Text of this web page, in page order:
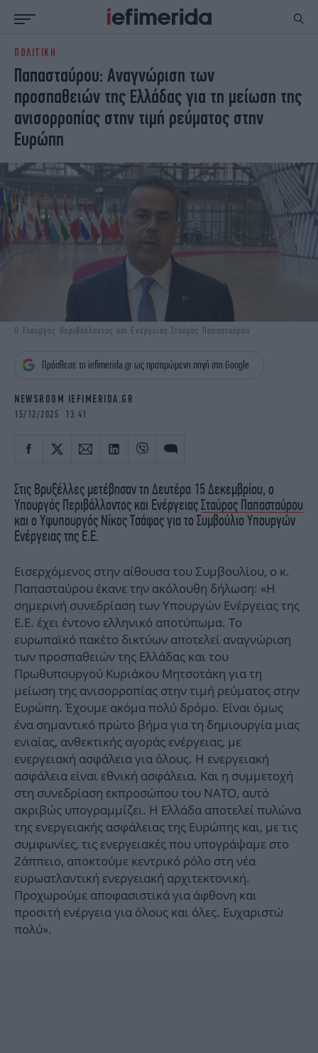
ΕΙΔΗΣΕΙΣ
NON PAPER
ΕΛΛΑΔΑ
ΟΙΚΟΝΟΜΙΑ
ΚΟΣΜΟΣ
ΠΟΛΙΤΙΣΜΟΣ
ΠΑΝΕΛΛΗΝΙΕΣ
ΖΩΗ
ΓΥΝΑΙΚΑ
ENGLISH EDITION
STORIES
ΕΚΛΟΓΕΣ
ΤΕΧΝΟΛΟΓΙΑ
ΥΓΕΙΑ
DESIGN
ΟΛΥΜΠΙΑΚΟΙ ΑΓΩΝΕΣ
GREEN
iAUTOKINITO
iGASTRONOMIE
iBOOKS
ΖΩΔΙΑ
MEDIA
ELAMEFORA
NEWSLETTER
ΠΟΛΙΤΙΚΗ
Παπασταύρου: Αναγνώριση των
προσπαθειών της Ελλάδας για τη μείωση της
ανισορροπίας στην τιμή ρεύματος στην
Ευρώπη
Ο Υπουργός Περιβάλλοντος και Ενέργειας Σταύρος Παπασταύρου
Πρόσθεσε το iefimerida.gr ως προτιμώμενη πηγή στη Google
NEWSROOM IEFIMERIDA.GR
15/12/2025 13:41
Στις Βρυξέλλες μετέβησαν τη Δευτέρα 15 Δεκεμβρίου, ο
Υπουργός Περιβάλλοντος και ΕνέργειαςΣταύρος Παπασταύρου
και ο Υφυπουργός Νίκος Τσάφος για το Συμβούλιο Υπουργών
Ενέργειας της Ε.Ε.
Εισερχόμενος στην αίθουσα του Συμβουλίου, ο κ.
Παπασταύρου έκανε την ακόλουθη δήλωση: «Η
σημερινή συνεδρίαση των Υπουργών Ενέργειας της
Ε.Ε. έχει έντονο ελληνικό αποτύπωμα. Το
ευρωπαϊκό πακέτο δικτύων αποτελεί αναγνώριση
των προσπαθειών της Ελλάδας και του
Πρωθυπουργού Κυριάκου Μητσοτάκη για τη
μείωση της ανισορροπίας στην τιμή ρεύματος στην
Ευρώπη. Έχουμε ακόμα πολύ δρόμο. Είναι όμως
ένα σημαντικό πρώτο βήμα για τη δημιουργία μιας
ενιαίας, ανθεκτικής αγοράς ενέργειας, με
ενεργειακή ασφάλεια για όλους. Η ενεργειακή
ασφάλεια είναι εθνική ασφάλεια. Και η συμμετοχή
στη συνεδρίαση εκπροσώπου του ΝΑΤΟ, αυτό
ακριβώς υπογραμμίζει. Η Ελλάδα αποτελεί πυλώνα
της ενεργειακής ασφάλειας της Ευρώπης και, με τις
συμφωνίες, τις ενεργειακές που υπογράψαμε στο
Ζάππειο, αποκτούμε κεντρικό ρόλο στη νέα
ευρωατλαντική ενεργειακή αρχιτεκτονική.
Προχωρούμε αποφασιστικά για άφθονη και
προσιτή ενέργεια για όλους και όλες. Ευχαριστώ
πολύ».